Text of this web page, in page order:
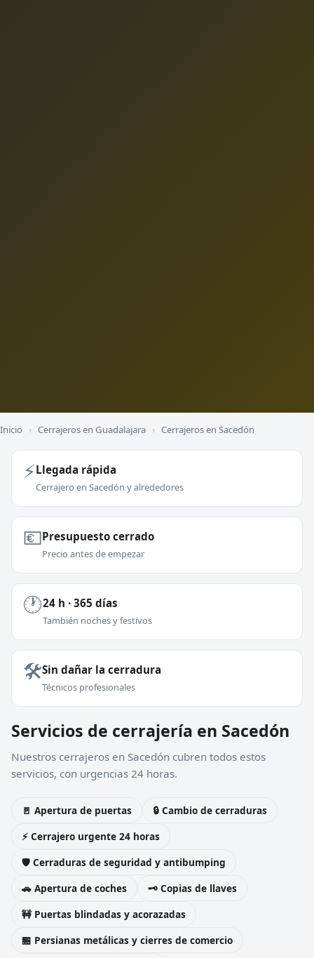
Inicio › Cerrajeros en Guadalajara › Cerrajeros en Sacedón
⚡Llegada rápida
Cerrajero en Sacedón y alrededores
💶Presupuesto cerrado
Precio antes de empezar
🕐24 h · 365 días
También noches y festivos
🛠️Sin dañar la cerradura
Técnicos profesionales
Servicios de cerrajería en Sacedón
Nuestros cerrajeros en Sacedón cubren todos estos
servicios, con urgencias 24 horas.
🚪 Apertura de puertas
🔒 Cambio de cerraduras
⚡ Cerrajero urgente 24 horas
🛡️ Cerraduras de seguridad y antibumping
🚗 Apertura de coches
🗝️ Copias de llaves
🚧 Puertas blindadas y acorazadas
🏪 Persianas metálicas y cierres de comercio